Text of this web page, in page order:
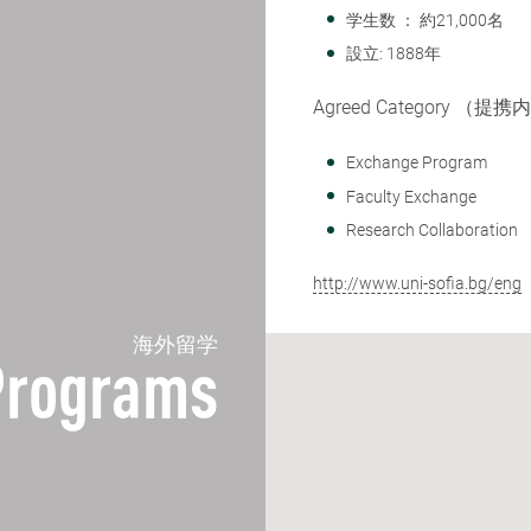
海外留学
学生数 ： 約21,000名
設立: 1888年
Agreed Category （提携
Exchange Program
Faculty Exchange
Research Collaboration
http://www.uni-sofia.bg/eng